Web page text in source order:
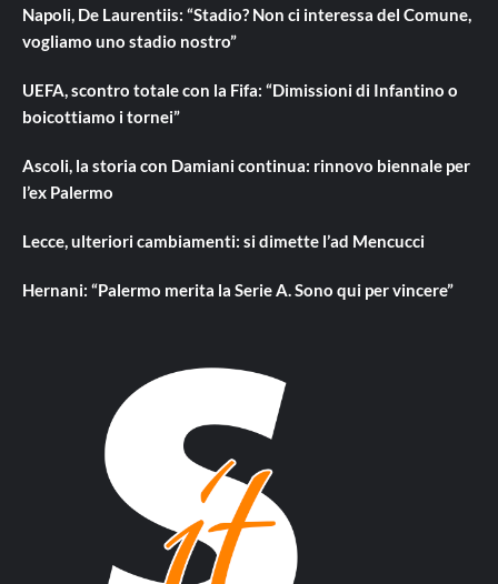
Napoli, De Laurentiis: “Stadio? Non ci interessa del Comune,
vogliamo uno stadio nostro”
UEFA, scontro totale con la Fifa: “Dimissioni di Infantino o
boicottiamo i tornei”
Ascoli, la storia con Damiani continua: rinnovo biennale per
l’ex Palermo
Lecce, ulteriori cambiamenti: si dimette l’ad Mencucci
Hernani: “Palermo merita la Serie A. Sono qui per vincere”